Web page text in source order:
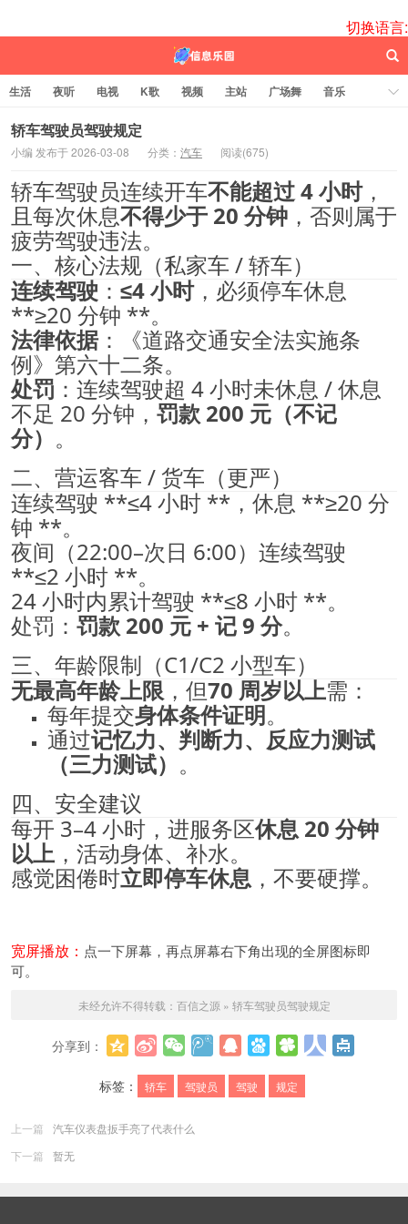
切换语言:
百信之源
生活 夜听 电视 K歌 视频 主站 广场舞
音乐
歌曲
电台 图片 热舞
轿车驾驶员驾驶规定
小编 发布于 2026-03-08 分类： 汽车 阅读(675)
轿车驾驶员连续开车不能超过 4 小时，
且每次休息不得少于 20 分钟 ，否则属于
疲劳驾驶违法。
一、核心法规（私家车 / 轿车）
连续驾驶 ： ≤4 小时，必须停车休息
**≥20 分钟 **。
法律依据：《道路交通安全法实施条
例》第六十二条。
处罚 ：连续驾驶超 4 小时未休息 / 休息
不足 20 分钟， 罚款 200 元（不记
分） 。
二、营运客车 / 货车（更严）
连续驾驶 **≤4 小时 **，休息 **≥20 分
钟 **。
夜间（22:00–次日 6:00）连续驾驶
**≤2 小时 **。
24 小时内累计驾驶 **≤8 小时 **。
处罚： 罚款 200 元 + 记 9 分。
三、年龄限制（C1/C2 小型车）
无最高年龄上限 ，但70 周岁以上需：
每年提交身体条件证明。
通过记忆力、判断力、反应力测试
（三力测试） 。
四、安全建议
每开 3–4 小时，进服务区休息 20 分钟
以上 ，活动身体、补水。
感觉困倦时立即停车休息 ，不要硬撑。
宽屏播放： 点一下屏幕，再点屏幕右下角出现的全屏图标即
可。
未经允许不得转载： 百信之源 » 轿车驾驶员驾驶规定
分享到：
标签：
轿车 驾驶员 驾驶 规定
上一篇
汽车仪表盘扳手亮了代表什么
下一篇
暂无